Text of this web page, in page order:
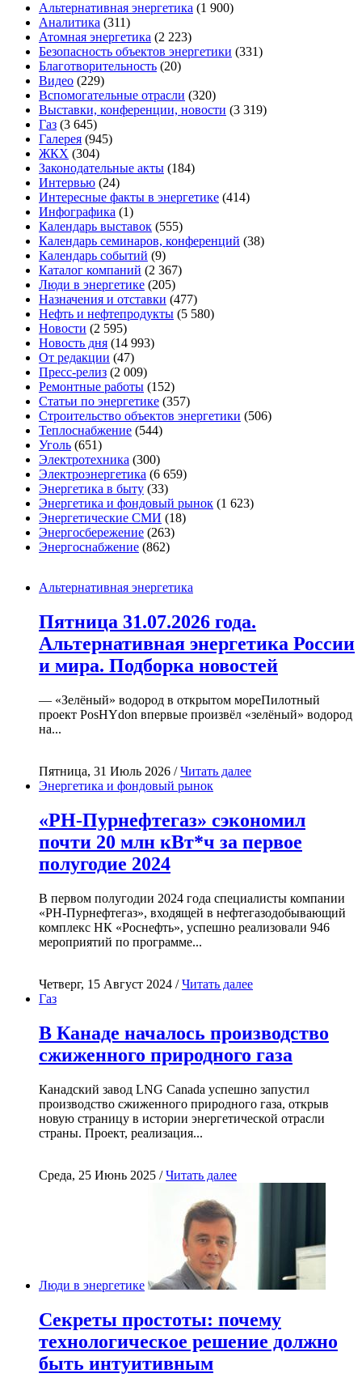
Альтернативная энергетика (1 900)
Аналитика (311)
Атомная энергетика (2 223)
Безопасность объектов энергетики (331)
Благотворительность (20)
Видео (229)
Вспомогательные отрасли (320)
Выставки, конференции, новости (3 319)
Газ (3 645)
Галерея (945)
ЖКХ (304)
Законодательные акты (184)
Интервью (24)
Интересные факты в энергетике (414)
Инфографика (1)
Календарь выставок (555)
Календарь семинаров, конференций (38)
Календарь событий (9)
Каталог компаний (2 367)
Люди в энергетике (205)
Назначения и отставки (477)
Нефть и нефтепродукты (5 580)
Новости (2 595)
Новость дня (14 993)
От редакции (47)
Пресс-релиз (2 009)
Ремонтные работы (152)
Статьи по энергетике (357)
Строительство объектов энергетики (506)
Теплоснабжение (544)
Уголь (651)
Электротехника (300)
Электроэнергетика (6 659)
Энергетика в быту (33)
Энергетика и фондовый рынок (1 623)
Энергетические СМИ (18)
Энергосбережение (263)
Энергоснабжение (862)
Альтернативная энергетика
Пятница 31.07.2026 года.
Альтернативная энергетика России
и мира. Подборка новостей
— «Зелёный» водород в открытом мореПилотный
проект PosHYdon впервые произвёл «зелёный» водород
на...
Пятница, 31 Июль 2026 /Читать далее
Энергетика и фондовый рынок
«РН-Пурнефтегаз» сэкономил
почти 20 млн кВт*ч за первое
полугодие 2024
В первом полугодии 2024 года специалисты компании
«РН-Пурнефтегаз», входящей в нефтегазодобывающий
комплекс НК «Роснефть», успешно реализовали 946
мероприятий по программе...
Четверг, 15 Август 2024 /Читать далее
Газ
В Канаде началось производство
сжиженного природного газа
Канадский завод LNG Canada успешно запустил
производство сжиженного природного газа, открыв
новую страницу в истории энергетической отрасли
страны. Проект, реализация...
Среда, 25 Июнь 2025 /Читать далее
Люди в энергетике
Секреты простоты: почему
технологическое решение должно
быть интуитивным